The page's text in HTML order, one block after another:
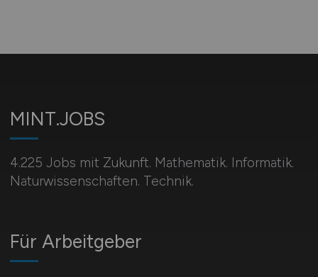
MINT.JOBS
4.225 Jobs mit Zukunft. Mathematik. Informatik.
Naturwissenschaften. Technik.
Für Arbeitgeber